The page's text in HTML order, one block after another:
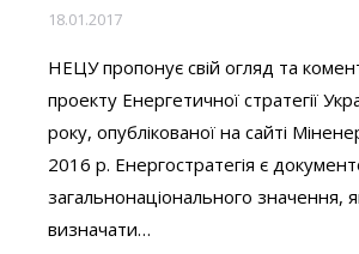
18.01.2017
НЕЦУ пропонує свій огляд та
проекту Енергетичної стратегії
року, опублікованої на сайті
2016 р. Енергостратегія є
загальнонаціонального значення,
визначати…